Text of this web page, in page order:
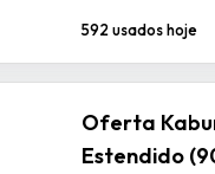
592 usados hoje
Oferta
Estendido